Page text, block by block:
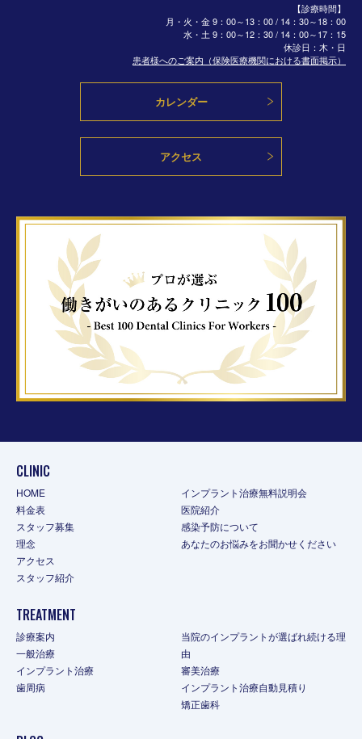
【診療時間】
月・火・金 9：00～13：00 / 14：30～18：00
水・土 9：00～12：30 / 14：00～17：15
休診日：木・日
患者様へのご案内（保険医療機関における書面掲示）
カレンダー
アクセス
CLINIC
HOME
料金表
スタッフ募集
理念
アクセス
スタッフ紹介
インプラント治療無料説明会
医院紹介
感染予防について
あなたのお悩みをお聞かせください
TREATMENT
診療案内
一般治療
インプラント治療
歯周病
当院のインプラントが選ばれ続ける理
由
審美治療
インプラント治療自動見積り
矯正歯科